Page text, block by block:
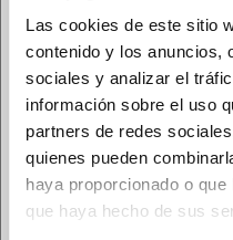
Las cookies de este sitio
contenido y los anuncios,
sociales y analizar el
información sobre el uso
partners de redes
quienes pueden
haya proporcionado o
que haya hecho de sus